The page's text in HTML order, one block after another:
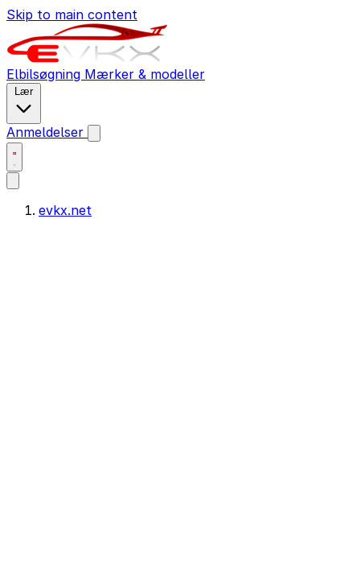
Skip to main content
Elbilsøgning Mærker & modeller
Lær
Anmeldelser
evkx.net